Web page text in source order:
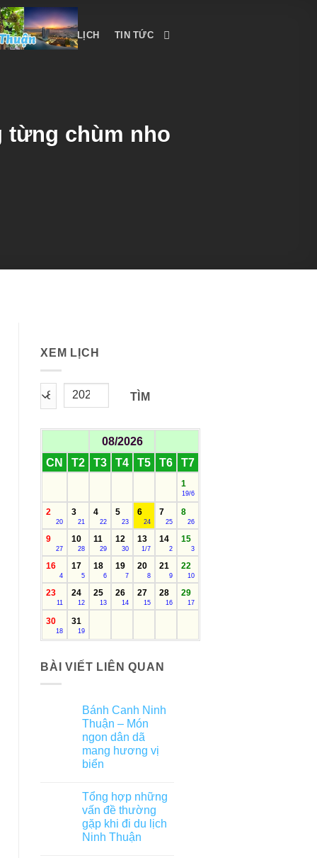
CẨM NANG DU LỊCH TIN TỨC
từng chùm nho
XEM LỊCH
TÌM
08/2026
CN
T2 T3 T4 T5 T6 T7
1
19/6
2
20
3
21
4
22
5
23
6
24
7
25
8
26
9
27
10
28
11
29
12
30
13
1/7
14
2
15
3
16
4
17
5
18
6
19
7
20
8
21
9
22
10
23
11
24
12
25
13
26
14
27
15
28
16
29
17
30
18
31
19
BÀI VIẾT LIÊN QUAN
Bánh Canh Ninh
Thuận – Món
ngon dân dã
mang hương vị
biển
Tổng hợp những
vấn đề thường
gặp khi đi du lịch
Ninh Thuận